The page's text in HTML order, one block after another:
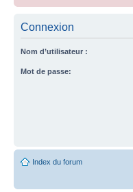
Connexion
Nom d’utilisateur :
Mot de passe:
Index du forum